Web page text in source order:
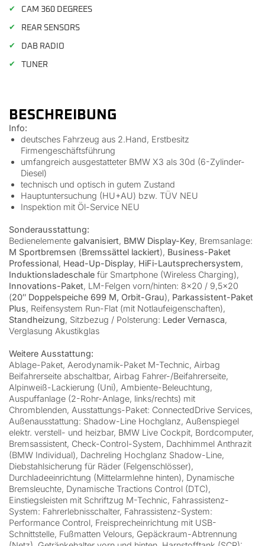
✔ CAM 360 DEGREES
✔ REAR SENSORS
✔ DAB RADIO
✔ TUNER
BESCHREIBUNG
Info:
deutsches Fahrzeug aus 2.Hand, Erstbesitz
Firmengeschäftsführung
umfangreich ausgestatteter BMW X3 als 30d (6-Zylinder-
Diesel)
technisch und optisch in gutem Zustand
Hauptuntersuchung (HU+AU) bzw. TÜV NEU
Inspektion mit Öl-Service NEU
Sonderausstattung:
Bedienelemente galvanisiert, BMW Display-Key, Bremsanlage:
M Sportbremsen (Bremssättel lackiert), Business-Paket
Professional, Head-Up-Display, HiFi-Lautsprechersystem,
Induktionsladeschale für Smartphone (Wireless Charging),
Innovations-Paket, LM-Felgen vorn/hinten: 8×20 / 9,5×20
(20″ Doppelspeiche 699 M, Orbit-Grau), Parkassistent-Paket
Plus, Reifensystem Run-Flat (mit Notlaufeigenschaften),
Standheizung, Sitzbezug / Polsterung: Leder Vernasca,
Verglasung Akustikglas
Weitere Ausstattung:
Ablage-Paket, Aerodynamik-Paket M-Technic, Airbag
Beifahrerseite abschaltbar, Airbag Fahrer-/Beifahrerseite,
Alpinweiß-Lackierung (Uni), Ambiente-Beleuchtung,
Auspuffanlage (2-Rohr-Anlage, links/rechts) mit
Chromblenden, Ausstattungs-Paket: ConnectedDrive Services,
Außenausstattung: Shadow-Line Hochglanz, Außenspiegel
elektr. verstell- und heizbar, BMW Live Cockpit, Bordcomputer,
Bremsassistent, Check-Control-System, Dachhimmel Anthrazit
(BMW Individual), Dachreling Hochglanz Shadow-Line,
Diebstahlsicherung für Räder (Felgenschlösser),
Durchladeeinrichtung (Mittelarmlehne hinten), Dynamische
Bremsleuchte, Dynamische Tractions Control (DTC),
Einstiegsleisten mit Schriftzug M-Technic, Fahrassistenz-
System: Fahrerlebnisschalter, Fahrassistenz-System:
Performance Control, Freisprecheinrichtung mit USB-
Schnittstelle, Fußmatten Velours, Gepäckraum-Abtrennung